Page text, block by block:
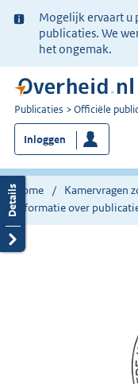
Ter
informatie:
Mogelijk ervaart u
publicaties. We
het ongemak.
U
bent
nu
hier:
Publicaties Officiële
Inloggen
Home
Kamervragen
Informatie over